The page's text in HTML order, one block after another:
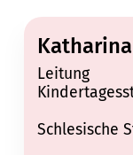
Leitung
Schlesische